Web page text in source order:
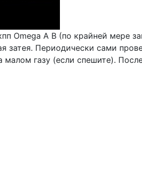
Omega A B (по крайней мере
затея. Периодически сами
газу (если спешите).